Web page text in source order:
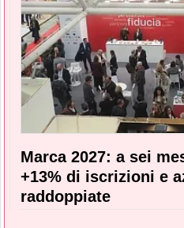
Marca 2027: a sei
+13% di iscrizioni e
raddoppiate